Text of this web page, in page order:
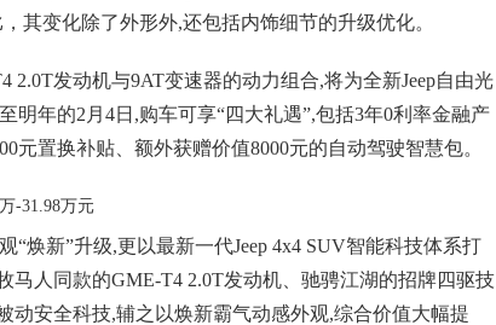
其变化除了外形外,还包括内饰细节的升级优化。
2.0T发动机与9AT变速器的动力组合,将为全新Jeep自由光
明年的2月4日,购车可享“四大礼遇”,包括3年0利率金融产
元置换补贴、额外获赠价值8000元的自动驾驶智慧包。
“焕新”升级,更以最新一代Jeep 4x4 SUV智能科技体系打
马人同款的GME-T4 2.0T发动机、驰骋江湖的招牌四驱技
动安全科技,辅之以焕新霸气动感外观,综合价值大幅提